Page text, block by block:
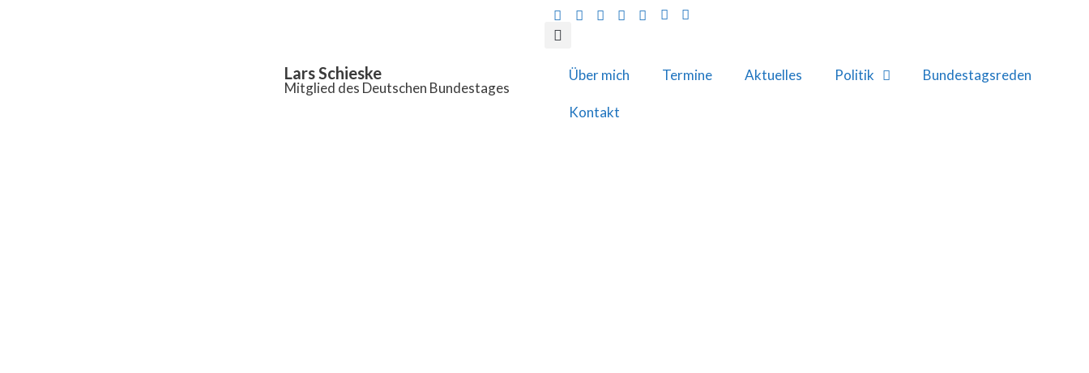
Lars Schieske
Mitglied des Deutschen Bundestages
Über mich Termine Aktuelles Politik Bundestagsreden
Kontakt